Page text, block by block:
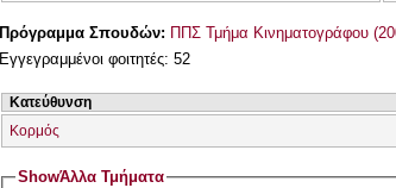
Πρόγραμμα Σπουδών: ΠΠΣ Τμήμα Κινηματογράφου
Εγγεγραμμένοι φοιτητές: 52
Κατεύθυνση
Κορμός
ShowΆλλα Τμήματα